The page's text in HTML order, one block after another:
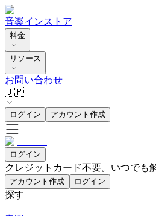
音楽インストア
料金
リソース
お問い合わせ
🇯🇵
ログイン アカウント作成
ログイン
クレジットカード不要。いつでも
アカウント作成 ログイン
探す